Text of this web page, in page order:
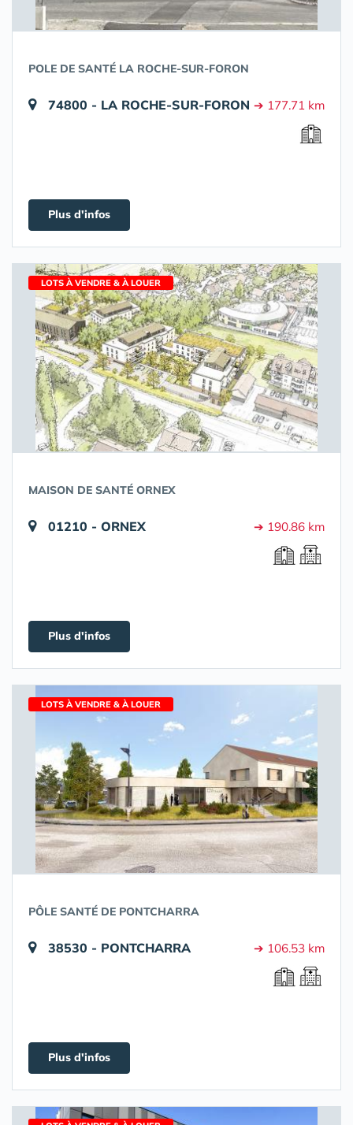
POLE DE SANTÉ LA ROCHE-SUR-FORON
74800 - LA ROCHE-SUR-FORON ➔ 177.71 km
Plus d'infos
LOTS À VENDRE & À LOUER
MAISON DE SANTÉ ORNEX
01210 - ORNEX ➔ 190.86 km
Plus d'infos
LOTS À VENDRE & À LOUER
PÔLE SANTÉ DE PONTCHARRA
38530 - PONTCHARRA ➔ 106.53 km
Plus d'infos